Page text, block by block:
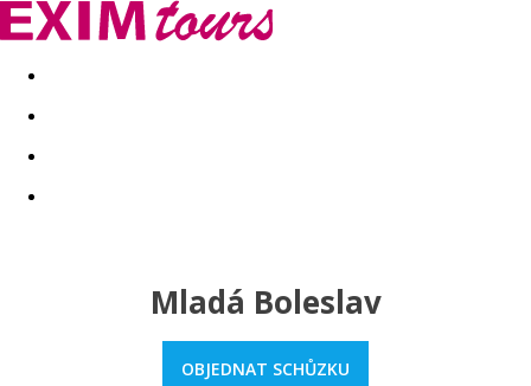
Akční nabídky Last minute
Mladá Boleslav
OBJEDNAT SCHŮZKU